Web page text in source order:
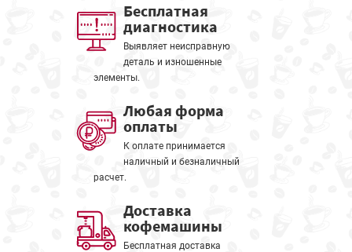
Бесплатная
диагностика
Выявляет неисправную
деталь и изношенные
элементы.
Любая форма
оплаты
К оплате принимается
наличный и безналичный
расчет.
Доставка
кофемашины
Бесплатная доставка